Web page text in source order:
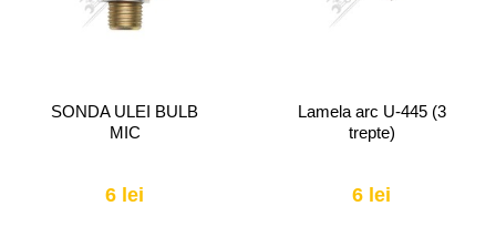
SONDA ULEI BULB
MIC
6 lei
Lamela arc U-445 (3
trepte)
6 lei